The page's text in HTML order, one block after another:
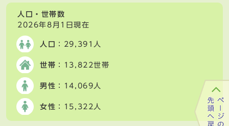
人口・世帯数
2026年8月1日現在
人口 ：29,391人
世帯 ：13,822世帯
男性 ：14,069人
女性 ：15,322人